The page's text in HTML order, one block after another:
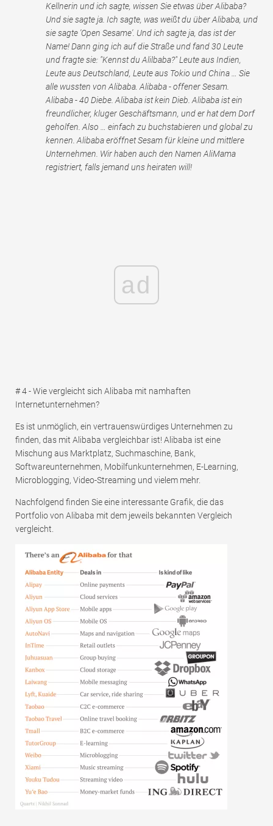
Kellnerin und ich sagte, wissen Sie etwas über Alibaba?
Und sie sagte ja. Ich sagte, was weißt du über Alibaba, und
sie sagte 'Open Sesame'. Und ich sagte ja, das ist der
Name! Dann ging ich auf die Straße und fand 30 Leute
und fragte sie: "Kennst du Alilbaba?" Leute aus Indien,
Leute aus Deutschland, Leute aus Tokio und China … Sie
alle wussten von Alibaba. Alibaba - offener Sesam.
Alibaba - 40 Diebe. Alibaba ist kein Dieb. Alibaba ist ein
freundlicher, kluger Geschäftsmann, und er hat dem Dorf
geholfen. Also … einfach zu buchstabieren und global zu
kennen. Alibaba eröffnet Sesam für kleine und mittlere
Unternehmen. Wir haben auch den Namen AliMama
registriert, falls jemand uns heiraten will!
ad
# 4 - Wie vergleicht sich Alibaba mit namhaften
Internetunternehmen?
Es ist unmöglich, ein vertrauenswürdiges Unternehmen zu
finden, das mit Alibaba vergleichbar ist! Alibaba ist eine
Mischung aus Marktplatz, Suchmaschine, Bank,
Softwareunternehmen, Mobilfunkunternehmen, E-Learning,
Microblogging, Video-Streaming und vielem mehr.
Nachfolgend finden Sie eine interessante Grafik, die das
Portfolio von Alibaba mit dem jeweils bekannten Vergleich
vergleicht.